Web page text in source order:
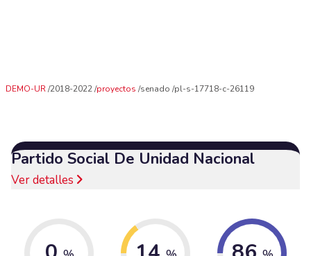
DEMO-UR 2018-2022 proyectos senado pl-s-17718-c-26119
Partido Social De Unidad Nacional
Ver detalles